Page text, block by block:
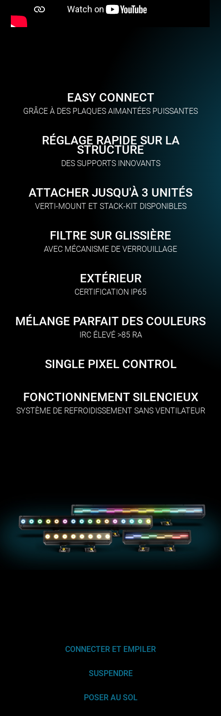
EASY CONNECT
GRÂCE À DES PLAQUES AIMANTÉES PUISSANTES
RÉGLAGE RAPIDE SUR LA
STRUCTURE
DES SUPPORTS INNOVANTS
ATTACHER JUSQU'À 3 UNITÉS
VERTI-MOUNT ET STACK-KIT DISPONIBLES
FILTRE SUR GLISSIÈRE
AVEC MÉCANISME DE VERROUILLAGE
EXTÉRIEUR
CERTIFICATION IP65
MÉLANGE PARFAIT DES COULEURS
IRC ÉLEVÉ >85 RA
SINGLE PIXEL CONTROL
FONCTIONNEMENT SILENCIEUX
SYSTÈME DE REFROIDISSEMENT SANS VENTILATEUR
CONNECTER ET EMPILER
SUSPENDRE
POSER AU SOL